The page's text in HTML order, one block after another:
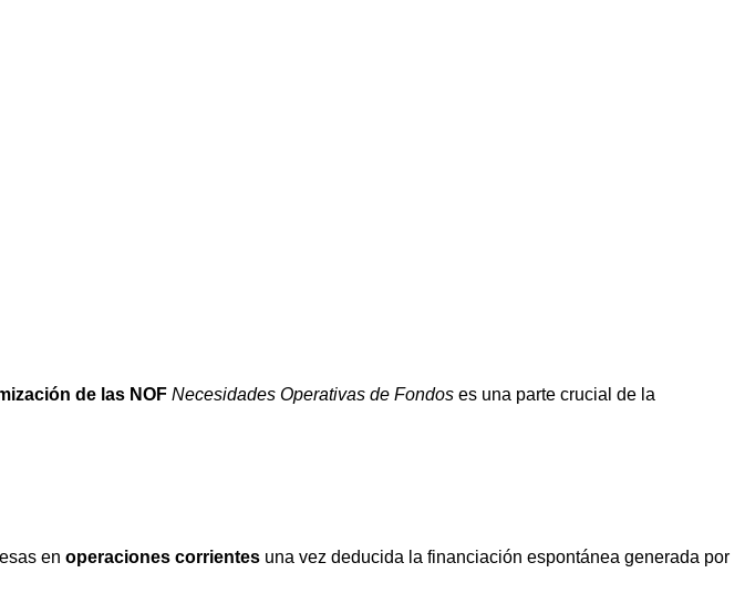
de las NOF Necesidades Operativas de Fondos es una parte crucial de la
en operaciones corrientes una vez deducida la financiación espontánea generada por